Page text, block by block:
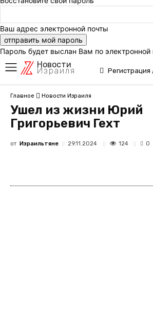
Ваш адрес электронной почты
Пароль будет выслан Вам по электронной
Новости
Израиля Регистрация
Главное Новости Израиля
Ушел из жизни Юрий
Григорьевич Гехт
от Израильтяне 29.11.2024 124 0